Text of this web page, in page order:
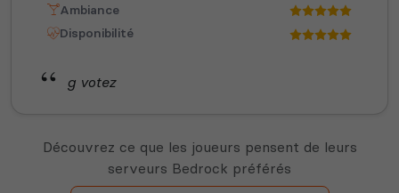
Ambiance
Disponibilité
g votez
Découvrez ce que les joueurs pensent de leurs
serveurs Bedrock préférés